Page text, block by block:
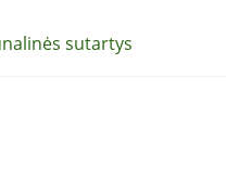
sutartys